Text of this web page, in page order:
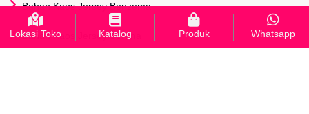
Bahan Kaos Jersey Benzema
Bahan Kaos Jersey Serena
Lokasi Toko Katalog Produk Whatsapp